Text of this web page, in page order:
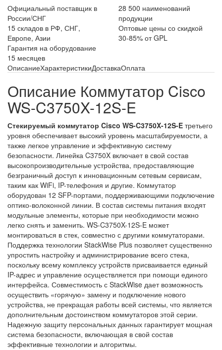
Официальный поставщик в
России/СНГ
28 500 наименований
продукции
15 складов в РФ, СНГ,
Европе, Азии
Оптовые цены со скидкой
30-85% от GPL
Гарантия на оборудование
15 месяцев
ОписаниеХарактеристикиДоставкаОплата
Описание Коммутатор Cisco
WS-C3750X-12S-E
Стекируемый коммутатор Cisco WS-C3750X-12S-E третьего
уровня обеспечивает высокий уровень масштабируемости, а
также легкое управление и эффективную систему
безопасности. Линейка C3750X включает в свой состав
высокопроизводительные устройства, предоставляющие
безграничный доступ к инновационным сетевым сервисам,
таким как WiFi, IP-телефония и другие. Коммутатор
оборудован 12 SFP-портами, поддерживающими подключение
оптико-волоконной линии. В состав системы питания входят
модульные элементы, которые при необходимости можно
легко снять и заменить. WS-C3750X-12S-E может
монтироваться в стек, совместно с другими коммутаторами.
Поддержка технологии StackWise Plus позволяет существенно
упростить настройку и администрирование всего стека,
поскольку всему комплексу устройств присваивается единый
IP-адрес и управление осуществляется при помощи единого
интерфейса. Совместимость с StackWise дает возможность
осуществить «горячую» замену и подключение нового
устройства, не прекращая работы всей системы, что является
дополнительным достоинством коммутаторов этой серии.
Надежную защиту персональных данных гарантирует мощная
система безопасности, включающая в свой состав
эффективные технологии и алгоритмы.